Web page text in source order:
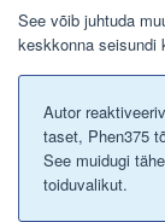
See võib juhtuda
keskkonna seisundi
Autor
taset, Phen375
See muidugi
toiduvalikut.